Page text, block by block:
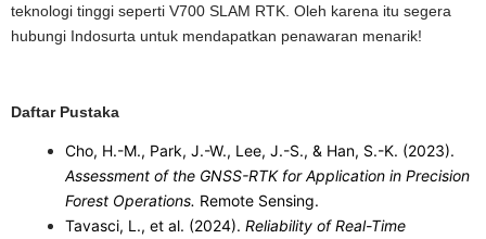
teknologi tinggi seperti V700 SLAM RTK. Oleh karena itu segera
hubungi Indosurta untuk mendapatkan penawaran menarik!
Daftar Pustaka
Cho, H.-M., Park, J.-W., Lee, J.-S., & Han, S.-K. (2023).
Assessment of the GNSS-RTK for Application in Precision
Forest Operations. Remote Sensing.
Tavasci, L., et al. (2024). Reliability of Real-Time